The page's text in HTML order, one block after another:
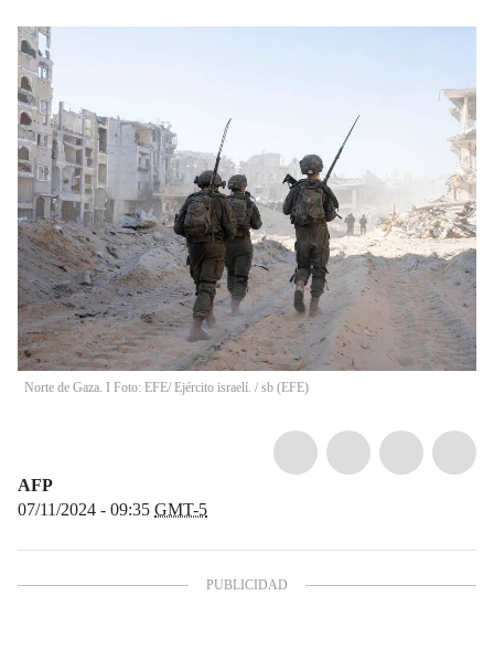
Norte de Gaza. I Foto: EFE/ Ejército israelí. / sb (EFE)
AFP
07/11/2024 - 09:35 GMT-5